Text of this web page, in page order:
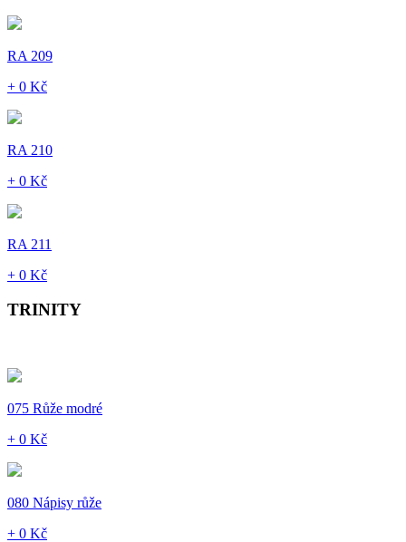
RA 209
+ 0 Kč
RA 210
+ 0 Kč
RA 211
+ 0 Kč
TRINITY
075 Růže modré
+ 0 Kč
080 Nápisy růže
+ 0 Kč